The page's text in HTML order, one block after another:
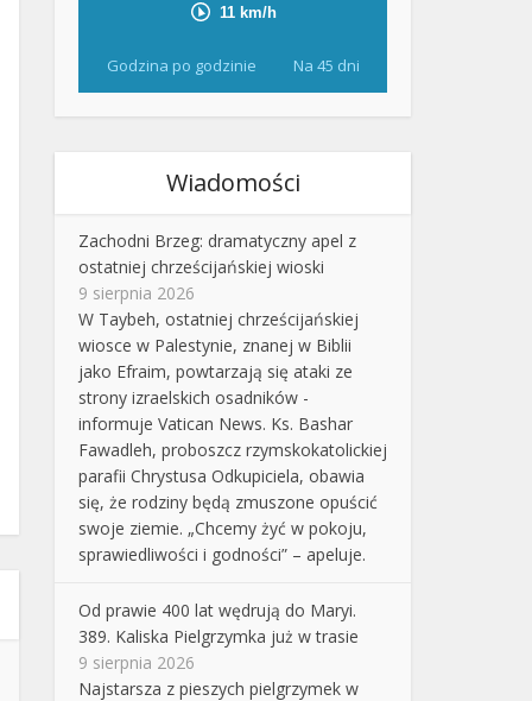
Godzina po godzinie Na 45 dni
Wiadomości
Zachodni Brzeg: dramatyczny apel z
ostatniej chrześcijańskiej wioski
9 sierpnia 2026
W Taybeh, ostatniej chrześcijańskiej
wiosce w Palestynie, znanej w Biblii
jako Efraim, powtarzają się ataki ze
strony izraelskich osadników -
informuje Vatican News. Ks. Bashar
Fawadleh, proboszcz rzymskokatolickiej
parafii Chrystusa Odkupiciela, obawia
się, że rodziny będą zmuszone opuścić
swoje ziemie. „Chcemy żyć w pokoju,
sprawiedliwości i godności” – apeluje.
Od prawie 400 lat wędrują do Maryi.
389. Kaliska Pielgrzymka już w trasie
9 sierpnia 2026
Najstarsza z pieszych pielgrzymek w